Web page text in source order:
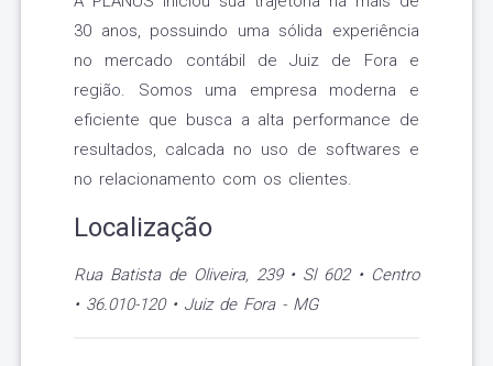
30 anos, possuindo uma sólida experiência
no mercado contábil de Juiz de Fora e
região. Somos uma empresa moderna e
eficiente que busca a alta performance de
resultados, calcada no uso de softwares e
no relacionamento com os clientes.
Localização
Rua Batista de Oliveira, 239 • Sl 602 • Centro
• 36.010-120 • Juiz de Fora - MG